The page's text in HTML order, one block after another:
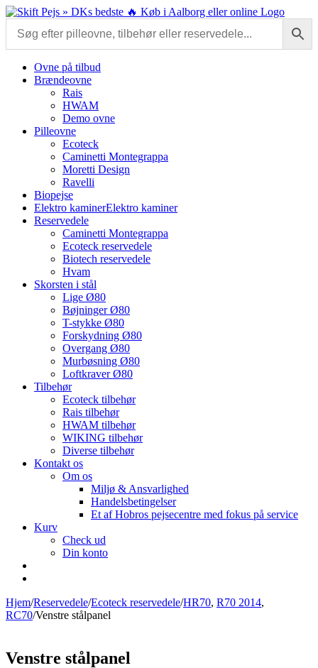
Skip
content
Ovne på tilbud
Brændeovne
Rais
HWAM
Demo ovne
Pilleovne
Ecoteck
Caminetti Montegrappa
Moretti Design
Ravelli
Biopejse
Elektro kaminerElektro kaminer
Reservedele
Caminetti Montegrappa
Ecoteck reservedele
Biotech reservedele
Hvam
Skorsten i stål
Lige Ø80
Bøjninger Ø80
T-stykke Ø80
Forskydning Ø80
Overgang Ø80
Murbøsning Ø80
Loftkraver Ø80
Tilbehør
Ecoteck tilbehør
Rais tilbehør
HWAM tilbehør
WIKING tilbehør
Diverse tilbehør
Kontakt os
Om os
Miljø & Ansvarlighed
Handelsbetingelser
Et af Hobros pejsecentre med fokus på service
Kurv
Check ud
Din konto
Hjem/Reservedele/Ecoteck reservedele/HR70, R70 2014,
RC70/Venstre stålpanel
Venstre stålpanel